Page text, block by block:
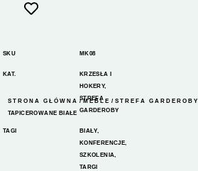
SKU MK08
KAT.
KRZESŁA I
HOKERY,
STREFA
GARDEROBY
TAGI BIAŁY,
KONFERENCJE
SZKOLENIA
TARGI
STRONA GŁÓWNA /MEBLE /STREFA GARDEROBY
TAPICEROWANE BIAŁE